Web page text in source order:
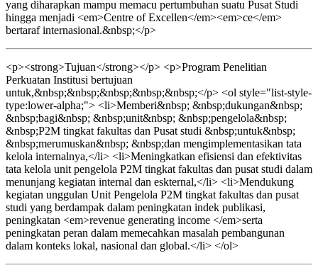
yang diharapkan mampu memacu pertumbuhan suatu Pusat Studi
hingga menjadi <em>Centre of Excellen</em><em>ce</em>
bertaraf internasional.&nbsp;</p>
<p><strong>Tujuan</strong></p> <p>Program Penelitian
Perkuatan Institusi bertujuan
untuk,&nbsp;&nbsp;&nbsp;&nbsp;&nbsp;</p> <ol style="list-style-
type:lower-alpha;"> <li>Memberi&nbsp; &nbsp;dukungan&nbsp;
&nbsp;bagi&nbsp; &nbsp;unit&nbsp; &nbsp;pengelola&nbsp;
&nbsp;P2M tingkat fakultas dan Pusat studi &nbsp;untuk&nbsp;
&nbsp;merumuskan&nbsp; &nbsp;dan mengimplementasikan tata
kelola internalnya,</li> <li>Meningkatkan efisiensi dan efektivitas
tata kelola unit pengelola P2M tingkat fakultas dan pusat studi dalam
menunjang kegiatan internal dan eskternal,</li> <li>Mendukung
kegiatan unggulan Unit Pengelola P2M tingkat fakultas dan pusat
studi yang berdampak dalam peningkatan indek publikasi,
peningkatan <em>revenue generating income </em>serta
peningkatan peran dalam memecahkan masalah pembangunan
dalam konteks lokal, nasional dan global.</li> </ol>